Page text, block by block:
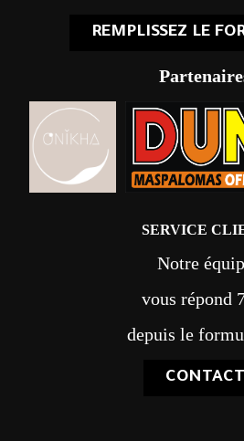
REMPLISSEZ LE
SERVICE
Notre
vous répond
depuis le
CONTACT